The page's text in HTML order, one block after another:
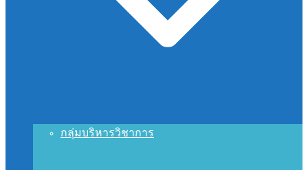
กลุ่มบริหารวิชาการ